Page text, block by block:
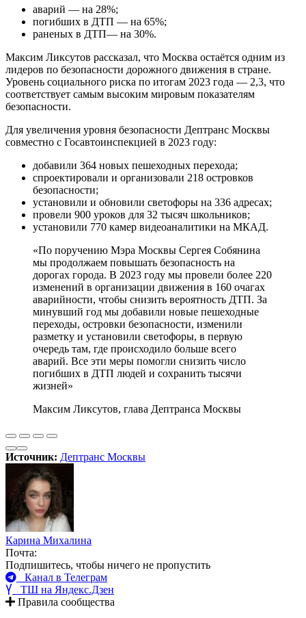
аварий — на 28%;
погибших в ДТП — на 65%;
раненых в ДТП— на 30%.
Максим Ликсутов рассказал, что Москва остаётся одним из
лидеров по безопасности дорожного движения в стране.
Уровень социального риска по итогам 2023 года — 2,3, что
соответствует самым высоким мировым показателям
безопасности.
Для увеличения уровня безопасности Дептранс Москвы
совместно с Госавтоинспекцией в 2023 году:
добавили 364 новых пешеходных перехода;
спроектировали и организовали 218 островков
безопасности;
установили и обновили светофоры на 336 адресах;
провели 900 уроков для 32 тысяч школьников;
установили 770 камер видеоаналитики на МКАД.
«По поручению Мэра Москвы Сергея Собянина
мы продолжаем повышать безопасность на
дорогах города. В 2023 году мы провели более 220
изменений в организации движения в 160 очагах
аварийности, чтобы снизить вероятность ДТП. За
минувший год мы добавили новые пешеходные
переходы, островки безопасности, изменили
разметку и установили светофоры, в первую
очередь там, где происходило больше всего
аварий. Все эти меры помогли снизить число
погибших в ДТП людей и сохранить тысячи
жизней»
Максим Ликсутов, глава Дептранса Москвы
Источник: Дептранс Москвы
Карина Михалина
Почта:
Подпишитесь, чтобы ничего не пропустить
Канал в Телеграм
ТШ на Яндекс.Дзен
Правила сообщества